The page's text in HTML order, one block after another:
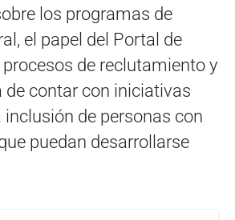
los programas de
el papel del Portal de
de reclutamiento y
de contar con iniciativas
inclusión de personas con
puedan desarrollarse